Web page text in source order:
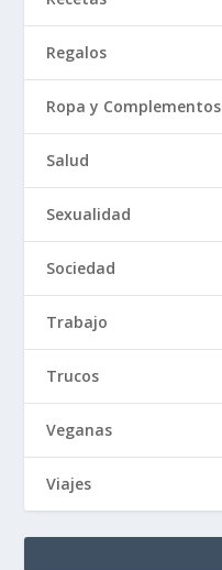
Regalos
Ropa y Complementos
Salud
Sexualidad
Sociedad
Trabajo
Trucos
Veganas
Viajes